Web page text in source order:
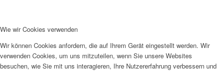
Wie wir Cookies verwenden
Wir können Cookies anfordern, die auf Ihrem Gerät eingestellt werden. Wir
verwenden Cookies, um uns mitzuteilen, wenn Sie unsere Websites
besuchen, wie Sie mit uns interagieren, Ihre Nutzererfahrung verbessern und